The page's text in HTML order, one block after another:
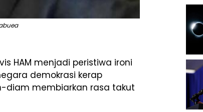
HAM menjadi peristiwa ironi
demokrasi kerap
diam membiarkan rasa takut